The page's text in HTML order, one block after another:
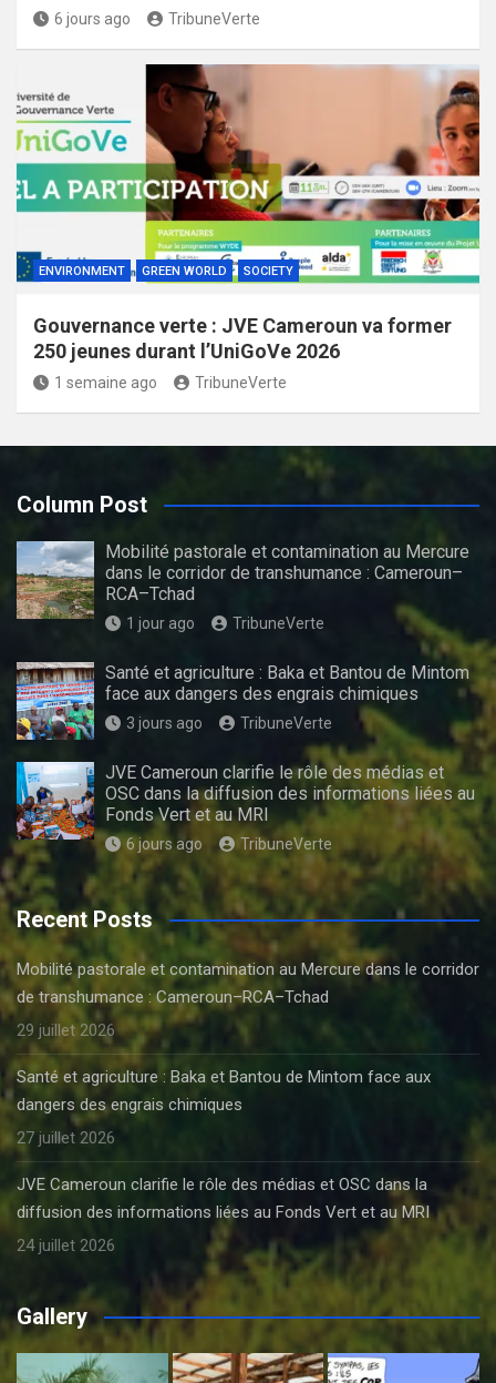
6 jours ago TribuneVerte
ENVIRONMENT GREEN WORLD SOCIETY
Gouvernance verte : JVE Cameroun va former
250 jeunes durant l’UniGoVe 2026
1 semaine ago TribuneVerte
Column Post
Mobilité pastorale et contamination au Mercure
dans le corridor de transhumance : Cameroun–
RCA–Tchad
1 jour ago TribuneVerte
Santé et agriculture : Baka et Bantou de Mintom
face aux dangers des engrais chimiques
3 jours ago TribuneVerte
JVE Cameroun clarifie le rôle des médias et
OSC dans la diffusion des informations liées au
Fonds Vert et au MRI
6 jours ago TribuneVerte
Recent Posts
Mobilité pastorale et contamination au Mercure dans le corridor
de transhumance : Cameroun–RCA–Tchad
29 juillet 2026
Santé et agriculture : Baka et Bantou de Mintom face aux
dangers des engrais chimiques
27 juillet 2026
JVE Cameroun clarifie le rôle des médias et OSC dans la
diffusion des informations liées au Fonds Vert et au MRI
24 juillet 2026
Gallery